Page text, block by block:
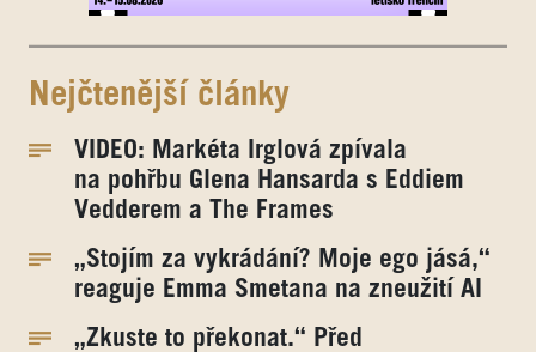
Nejčtenější články
VIDEO: Markéta Irglová zpívala
na pohřbu Glena Hansarda s Eddiem
Vedderem a The Frames
„Stojím za vykrádání? Moje ego jásá,“
reaguje Emma Smetana na zneužití AI
„Zkuste to překonat.“ Před